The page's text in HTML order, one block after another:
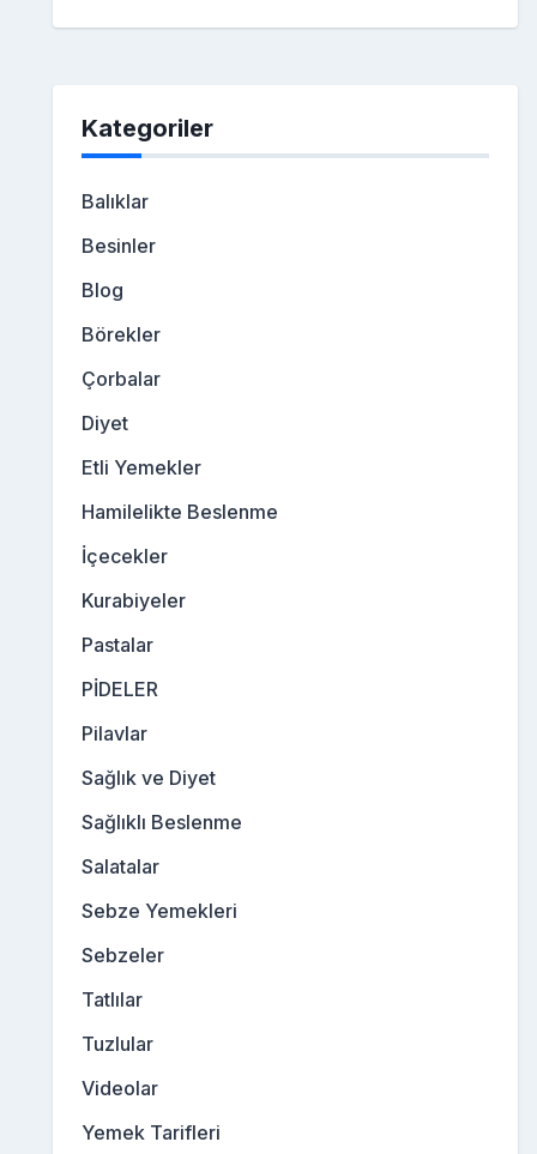
Kategoriler
Balıklar
Besinler
Blog
Börekler
Çorbalar
Diyet
Etli Yemekler
Hamilelikte Beslenme
İçecekler
Kurabiyeler
Pastalar
PİDELER
Pilavlar
Sağlık ve Diyet
Sağlıklı Beslenme
Salatalar
Sebze Yemekleri
Sebzeler
Tatlılar
Tuzlular
Videolar
Yemek Tarifleri